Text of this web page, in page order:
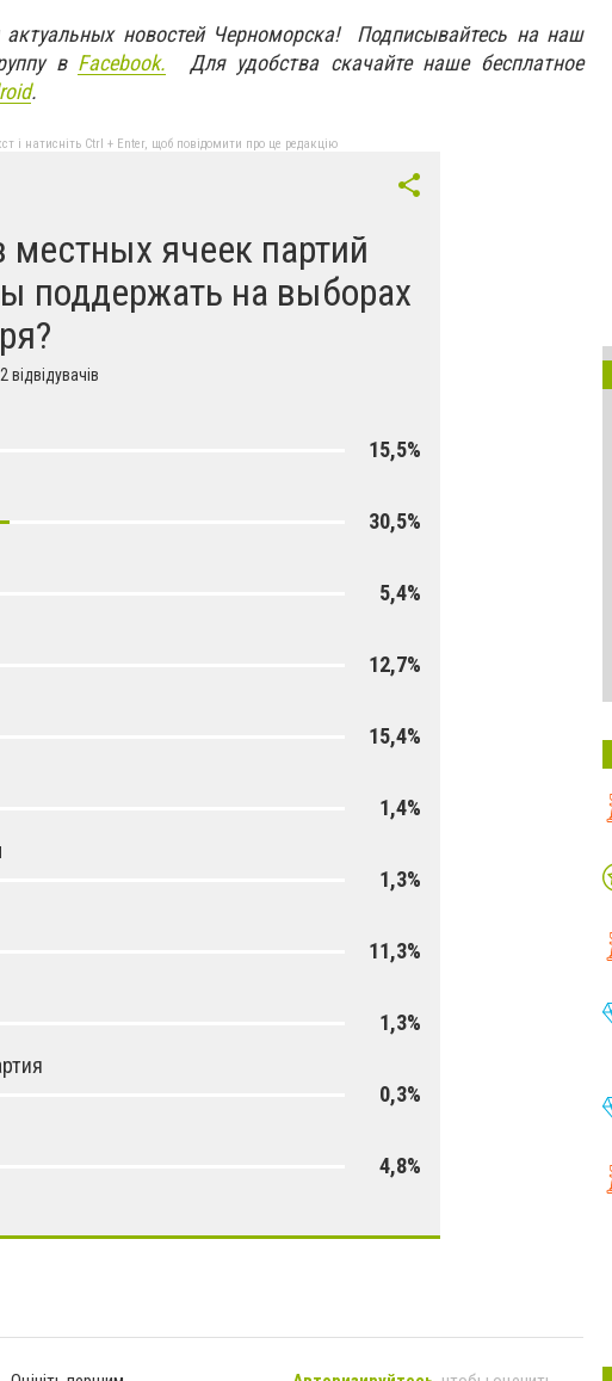
новостей Черноморска! Подписывайтесь на наш
в Facebook. Для удобства скачайте наше бесплатное
roid.
і натисніть Ctrl + Enter, щоб повідомити про це редакцію
местных ячеек партий
поддержать на выборах
15,5%
30,5%
5,4%
12,7%
15,4%
1,4%
1,3%
11,3%
1,3%
0,3%
4,8%